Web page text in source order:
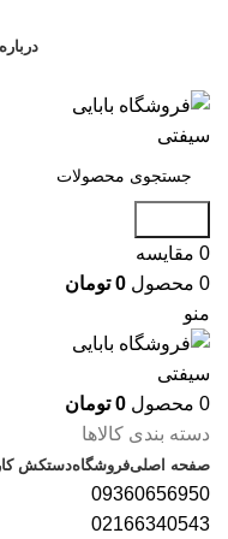
0 مقایسه
0 محصول 0 تومان
منو
0 محصول 0 تومان
دسته بندی کالاها
صفحه اصلیفروشگاهدستکش
09360656950
02166340543